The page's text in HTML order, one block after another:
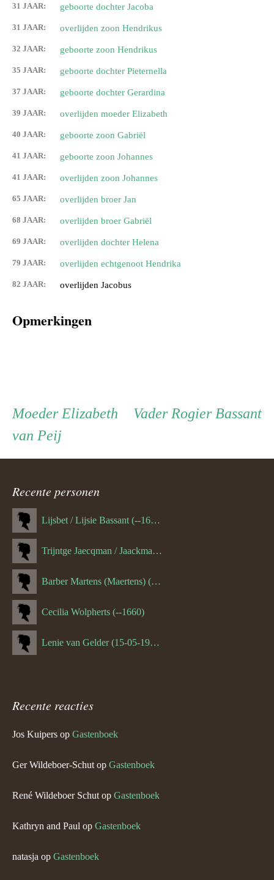
31 JAAR: geboorte dochter Jacoba
31 JAAR: overlijden zoon Hendrikus
32 JAAR: geboorte zoon Hendrikus
35 JAAR: geboorte dochter Pieternella
37 JAAR: geboorte dochter Gerardina
39 JAAR: overlijden moeder Elizabeth
40 JAAR: geboorte zoon Gabriël
41 JAAR: geboorte zoon Johannes
41 JAAR: overlijden zoon Johannes
65 JAAR: overlijden broer Jan
68 JAAR: overlijden broer Gabriël
69 JAAR: overlijden dochter Helena
79 JAAR: overlijden echtgenoot Hendrika
82 JAAR: overlijden Jacobus
Opmerkingen
Persoon
ouder
navigatie
Vader Vader
Rogier Bassant
Moeder Moeder
Elizabeth
van Peij
Recente personen
Lijsbet / Lijsie Bassant (--1687)
Trijntge Jaecqman / Jaackman (--1651)
Barber Martens (Maertens) (--1658)
Cecilia Wolpherts (--1660)
Lenie van Gelder (15-05-1970)
Recente reacties
Jos Kuipers op Gastenboek
Ger Wildeboer-Schut op Gastenboek
René Wildeboer Schut op Gastenboek
Kathryn and Paul op Gastenboek
natasja op Gastenboek